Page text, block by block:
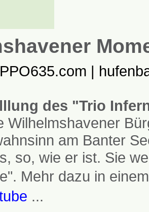
des "Trio
Wilhelmshavener
am Banter
so, wie er ist. Sie
Mehr dazu in
...